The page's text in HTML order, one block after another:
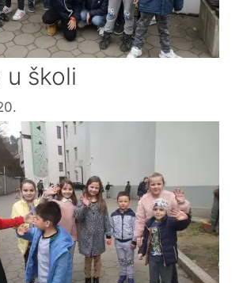
u školi